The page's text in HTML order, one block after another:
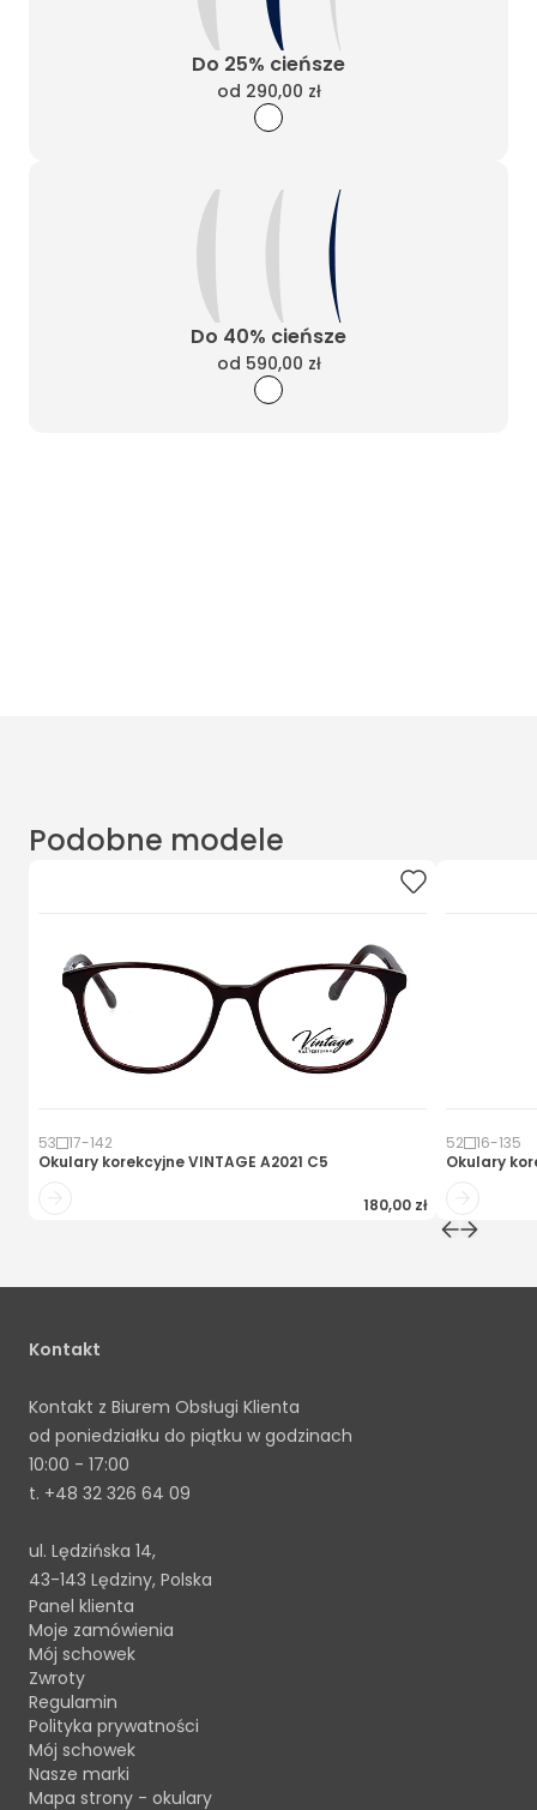
Do 25% cieńsze
od 290,00 zł
Do 40% cieńsze
od 590,00 zł
Podobne modele
53 17-142
Okulary korekcyjneVINTAGE A2021 C5
180,00 zł
52 16-135
Okulary
Kontakt
Kontakt z Biurem Obsługi Klienta
od poniedziałku do piątku w godzinach
10:00 - 17:00
t. +48 32 326 64 09
ul. Lędzińska 14,
43-143 Lędziny, Polska
Panel klienta
Moje zamówienia
Mój schowek
Zwroty
Regulamin
Polityka prywatności
Mój schowek
Nasze marki
Mapa strony - okulary